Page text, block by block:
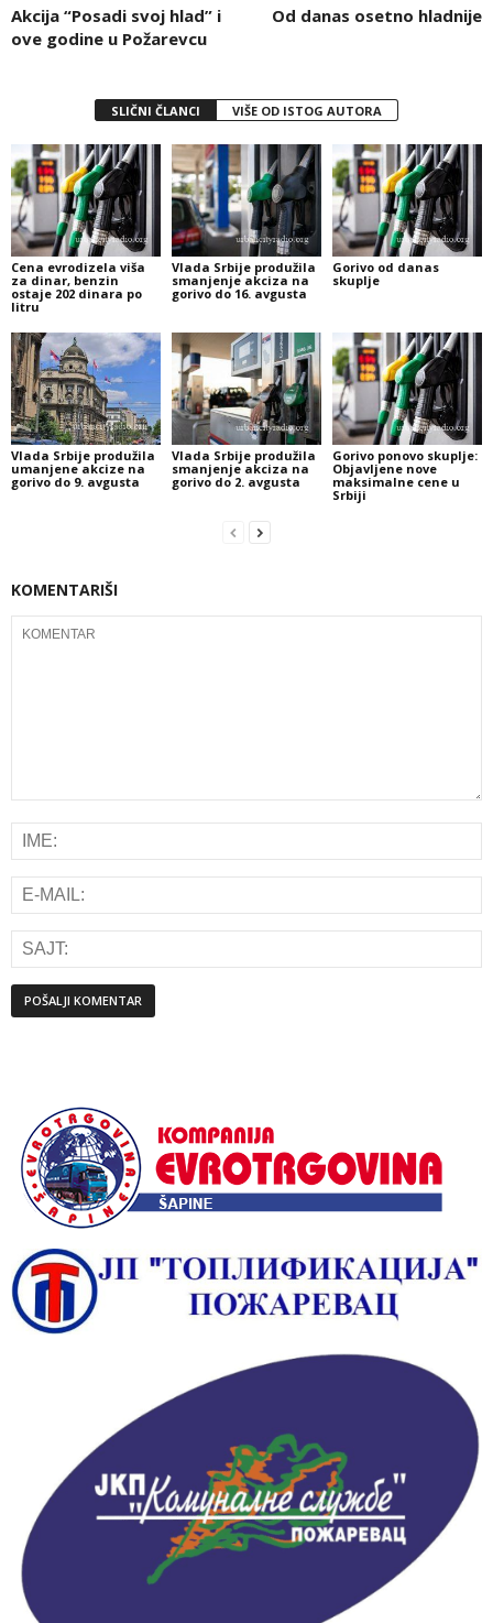
Akcija “Posadi svoj hlad” i
ove godine u Požarevcu
Od danas osetno hladnije
SLIČNI ČLANCI VIŠE OD ISTOG AUTORA
Cena evrodizela viša
za dinar, benzin
ostaje 202 dinara po
litru
Vlada Srbije produžila
smanjenje akciza na
gorivo do 16. avgusta
Gorivo od danas
skuplje
Vlada Srbije produžila
umanjene akcize na
gorivo do 9. avgusta
Vlada Srbije produžila
smanjenje akciza na
gorivo do 2. avgusta
Gorivo ponovo skuplje:
Objavljene nove
maksimalne cene u
Srbiji
KOMENTARIŠI